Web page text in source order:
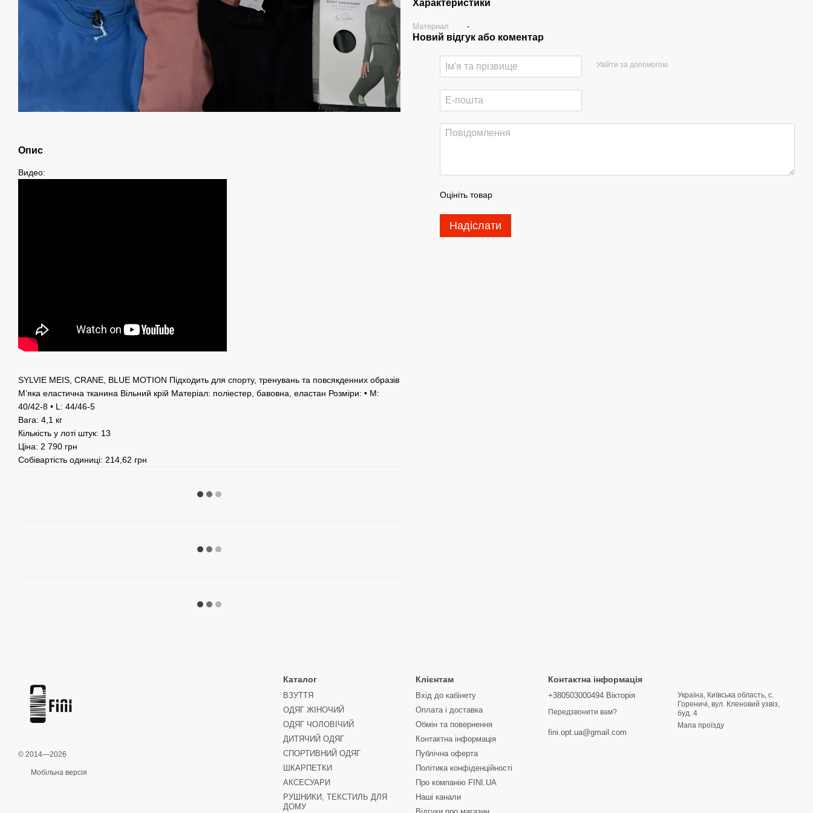
Опис
Видео:
SYLVIE MEIS, CRANE, BLUE MOTION Підходить для спорту, тренувань та повсякденних образів
М’яка еластична тканина Вільний крій Матеріал: поліестер, бавовна, еластан Розміри: • M:
40/42-8 • L: 44/46-5
Вага: 4,1 кг
Кількість у лоті штук: 13
Ціна: 2 790 грн
Собівартість одиниці: 214,62 грн
Характеристики
Материал -
Новий відгук або коментар
Увійти за допомогою
Оцініть товар
Надіслати
© 2014—2026
Мобільна версія
Каталог
ВЗУТТЯ
ОДЯГ ЖІНОЧИЙ
ОДЯГ ЧОЛОВІЧИЙ
ДИТЯЧИЙ ОДЯГ
СПОРТИВНИЙ ОДЯГ
ШКАРПЕТКИ
АКСЕСУАРИ
РУШНИКИ, ТЕКСТИЛЬ ДЛЯ
ДОМУ
Клієнтам
Вхід до кабінету
Оплата і доставка
Обмін та повернення
Контактна інформація
Публічна оферта
Політика конфіденційності
Про компанію FINI.UA
Наші канали
Контактна інформація
+380503000494 Вікторія
Передзвонити вам?
fini.opt.ua@gmail.com
Україна, Київська область, с.
Гореничі, вул. Кленовий узвіз,
буд. 4
Мапа проїзду